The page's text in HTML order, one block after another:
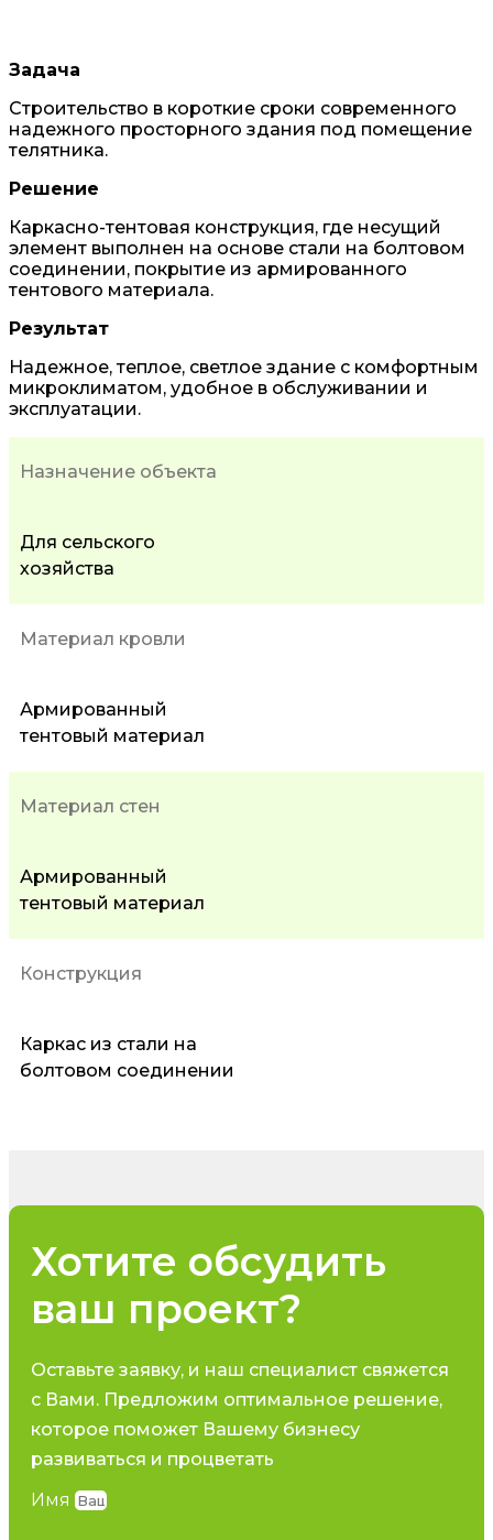
Задача
Строительство в короткие сроки современного
надежного просторного здания под помещение
телятника.
Решение
Каркасно-тентовая конструкция, где несущий
элемент выполнен на основе стали на болтовом
соединении, покрытие из армированного
тентового материала.
Результат
Надежное, теплое, светлое здание с комфортным
микроклиматом, удобное в обслуживании и
эксплуатации.
Назначение объекта
Для сельского
хозяйства
Материал кровли
Армированный
тентовый материал
Материал стен
Армированный
тентовый материал
Конструкция
Каркас из стали на
болтовом соединении
Хотите обсудить
ваш проект?
Оставьте заявку, и наш специалист свяжется
с Вами. Предложим оптимальное решение,
которое поможет Вашему бизнесу
развиваться и процветать
Имя